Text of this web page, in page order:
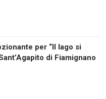
per “Il lago si
di Fiamignano